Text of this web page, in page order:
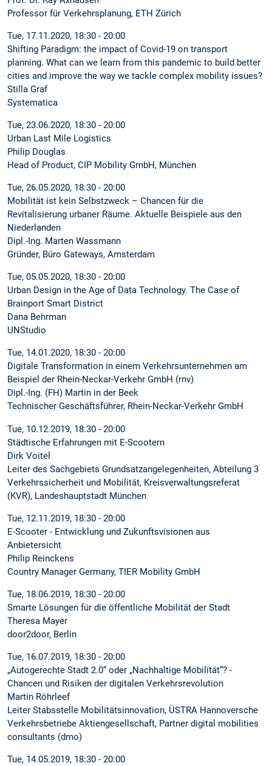
Professor für Verkehrsplanung, ETH Zürich
Tue, 17.11.2020, 18:30 - 20:00
Shifting Paradigm: the impact of Covid-19 on transport
planning. What can we learn from this pandemic to build better
cities and improve the way we tackle complex mobility issues?
Stilla Graf
Systematica
Tue, 23.06.2020, 18:30 - 20:00
Urban Last Mile Logistics
Philip Douglas
Head of Product, CIP Mobility GmbH, München
Tue, 26.05.2020, 18:30 - 20:00
Mobilität ist kein Selbstzweck – Chancen für die
Revitalisierung urbaner Räume. Aktuelle Beispiele aus den
Niederlanden
Dipl.-Ing. Marten Wassmann
Gründer, Büro Gateways, Amsterdam
Tue, 05.05.2020, 18:30 - 20:00
Urban Design in the Age of Data Technology. The Case of
Brainport Smart District
Dana Behrman
UNStudio
Tue, 14.01.2020, 18:30 - 20:00
Digitale Transformation in einem Verkehrsunternehmen am
Beispiel der Rhein-Neckar-Verkehr GmbH (rnv)
Dipl.-Ing. (FH) Martin in der Beek
Technischer Geschäftsführer, Rhein-Neckar-Verkehr GmbH
Tue, 10.12.2019, 18:30 - 20:00
Städtische Erfahrungen mit E-Scootern
Dirk Voitel
Leiter des Sachgebiets Grundsatzangelegenheiten, Abteilung 3
Verkehrssicherheit und Mobilität, Kreisverwaltungsreferat
(KVR), Landeshauptstadt München
Tue, 12.11.2019, 18:30 - 20:00
E-Scooter - Entwicklung und Zukunftsvisionen aus
Anbietersicht
Philip Reinckens
Country Manager Germany, TIER Mobility GmbH
Tue, 18.06.2019, 18:30 - 20:00
Smarte Lösungen für die öffentliche Mobilität der Stadt
Theresa Mayer
door2door, Berlin
Tue, 16.07.2019, 18:30 - 20:00
„Autogerechte Stadt 2.0“ oder „Nachhaltige Mobilität“? -
Chancen und Risiken der digitalen Verkehrsrevolution
Martin Röhrleef
Leiter Stabsstelle Mobilitätsinnovation, ÜSTRA Hannoversche
Verkehrsbetriebe Aktiengesellschaft, Partner digital mobilities
consultants (dmo)
Tue, 14.05.2019, 18:30 - 20:00